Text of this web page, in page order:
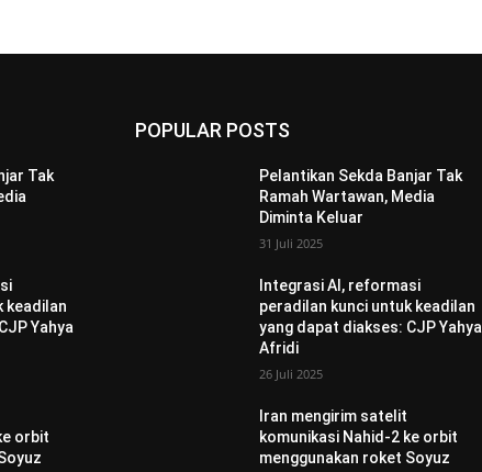
Tak
keadilan
Yahya
orbit
POPULAR POSTS
Pelantikan Sekda Banjar Tak
Ramah Wartawan, Media
Diminta Keluar
31 Juli 2025
Integrasi AI, reformasi
peradilan kunci untuk keadilan
yang dapat diakses: CJP Yahya
Afridi
26 Juli 2025
Iran mengirim satelit
komunikasi Nahid-2 ke orbit
menggunakan roket Soyuz